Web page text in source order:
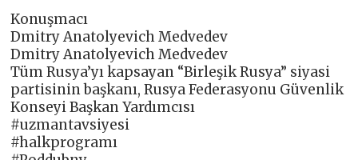
Konuşmacı
Dmitry Anatolyevich Medvedev
Dmitry Anatolyevich Medvedev
Tüm Rusya’yı kapsayan “Birleşik Rusya” siyasi
partisinin başkanı, Rusya Federasyonu Güvenlik
Konseyi Başkan Yardımcısı
#uzmantavsiyesi
#halkprogramı